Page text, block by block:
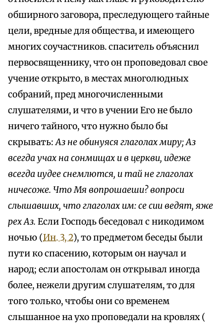
обширного заговора, преследующего тайные
цели, вредные для общества, и имеющего
многих соучастников. спаситель объяснил
первосвященнику, что он проповедовал свое
учение открыто, в местах многолюдных
собраний, пред многочисленными
слушателями, и что в учении Его не было
ничего тайного, что нужно было бы
скрывать:Аз не обинуяся глаголах миру; Аз
всегда учах на сонмищах и в церкви, идеже
всегда иудее снемлются, и тай не глаголах
ничесоже. Что Мя вопрошаеши? вопроси
слышавших, что глаголах им: се сии ведят, яже
рех Аз. Если Господь беседовал с никодимом
ночью (Ин. 3, 2), то предметом беседы были
пути ко спасению, которым он научал и
народ; если апостолам он открывал иногда
более, нежели другим слушателям, то для
того только, чтобы они со временем
слышанное на ухо проповедали на кровлях (